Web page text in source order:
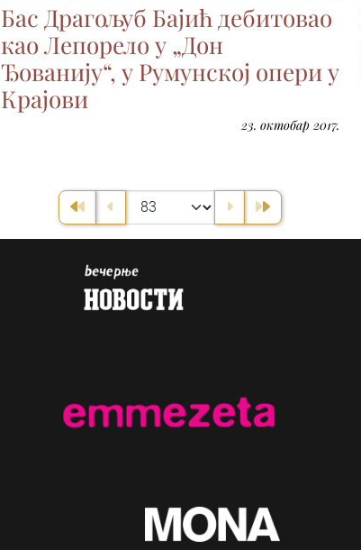
Бас Драгољуб Бајић дебитовао
као Лепорело у „Дон
Ђованију“, у Румунској опери у
Крајови
23. октобар 2017.